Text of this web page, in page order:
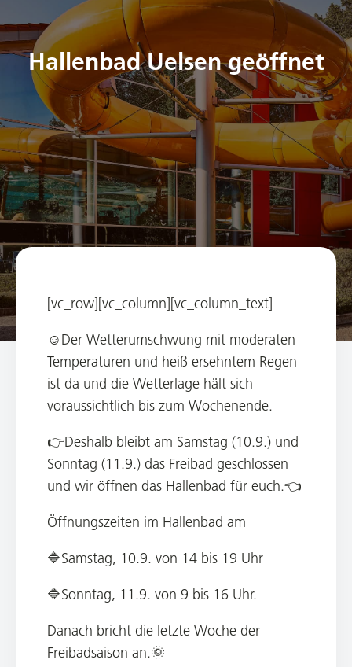
Hallenbad Uelsen geöffnet
[vc_row][vc_column][vc_column_text]
☺️Der Wetterumschwung mit moderaten
Temperaturen und heiß ersehntem Regen
ist da und die Wetterlage hält sich
voraussichtlich bis zum Wochenende.
👉Deshalb bleibt am Samstag (10.9.) und
Sonntag (11.9.) das Freibad geschlossen
und wir öffnen das Hallenbad für euch.👈
Öffnungszeiten im Hallenbad am
🔷Samstag, 10.9. von 14 bis 19 Uhr
🔷Sonntag, 11.9. von 9 bis 16 Uhr.
Danach bricht die letzte Woche der
Freibadsaison an.🌞